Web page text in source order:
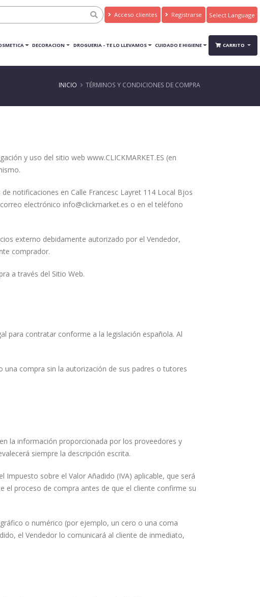
Acceso clientes Registrarse
Translate
DECORACION DROGUERIA - TE LO LLEVAMOS CUIDADO E HIGIENE CARRITO
INICIO TÉRMINOS Y CONDICIONES DE COMPRA
y uso del sitio web www.CLICKMARKET.ES (en
de notificaciones en Calle Francesc Layret 114 Local Bjos
electrónico info@clickmarket.es o en el teléfono
externo debidamente autorizado por el Vendedor,
comprador.
a través del Sitio Web.
para contratar conforme a la legislación española. Al
una compra sin la autorización de sus padres o tutores
la información proporcionada por los proveedores y
siempre la descripción escrita.
sobre el Valor Añadido (IVA) aplicable, que será
proceso de compra antes de que el cliente confirme su
o numérico (por ejemplo, un cero o una coma
el Vendedor lo comunicará al cliente de inmediato,